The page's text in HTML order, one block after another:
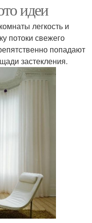
идеи
легкость и
потоки свежего
попадают
застекления.